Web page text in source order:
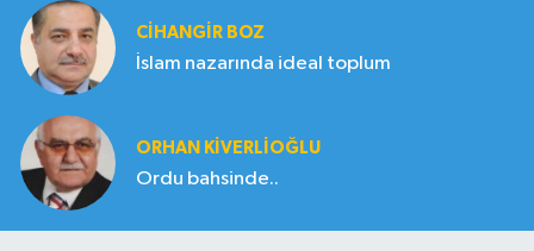
CIHANGIR BOZ
İslam nazarında ideal toplum
ORHAN KIVERLIOĞLU
Ordu bahsinde..